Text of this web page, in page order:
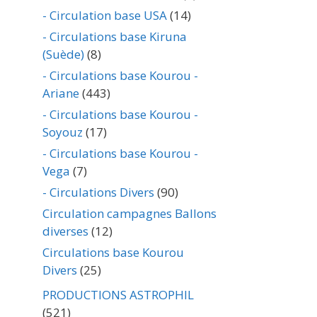
- Circulation base USA(14)
- Circulations base Kiruna
(Suède)(8)
- Circulations base Kourou -
Ariane(443)
- Circulations base Kourou -
Soyouz (17)
- Circulations base Kourou -
Vega (7)
- Circulations Divers (90)
Circulation campagnes Ballons
diverses (12)
Circulations base Kourou
Divers (25)
PRODUCTIONS ASTROPHIL
(521)